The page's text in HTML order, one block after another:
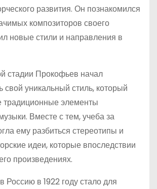
развития. Он познакомился
композиторов своего
новые стили и направления в
стадии Прокофьев начал
свой уникальный стиль, который
традиционные элементы
Вместе с тем, учеба за
ему разбиться стереотипы и
идеи, которые впоследствии
произведениях.
Россию в 1922 году стало для